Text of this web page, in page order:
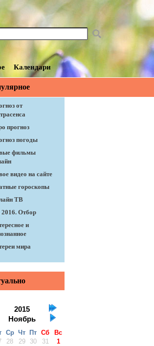
Календари
от
прогноз
погоды
фильмы
видео на сайте
гороскопы
ТВ
Отбор
и
мира
2015
Ноябрь
Ср Чт Пт Сб
Вс
28 29 30 31
1